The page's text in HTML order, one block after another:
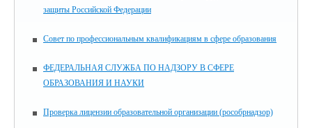
защиты Российской Федерации
Совет по профессиональным квалификациям в сфере образования
ФЕДЕРАЛЬНАЯ СЛУЖБА ПО НАДЗОРУ В СФЕРЕ
ОБРАЗОВАНИЯ И НАУКИ
Проверка лицензии образовательной организации (рособрнадзор)